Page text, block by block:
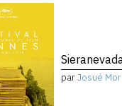
parJosué